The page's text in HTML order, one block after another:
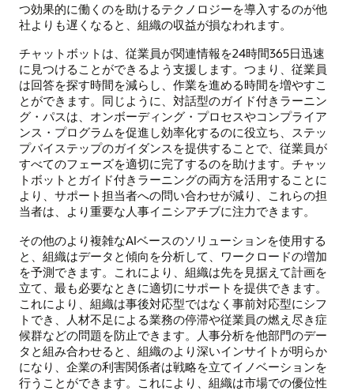
つ効果的に働くのを助けるテクノロジーを導入するのが他
社よりも遅くなると、組織の収益が損なわれます。
チャットボットは、従業員が関連情報を24時間365日迅速
に見つけることができるよう支援します。つまり、従業員
は回答を探す時間を減らし、作業を進める時間を増やすこ
とができます。同じように、対話型のガイド付きラーニン
グ・パスは、オンボーディング・プロセスやコンプライア
ンス・プログラムを促進し効率化するのに役立ち、ステッ
プバイステップのガイダンスを提供することで、従業員が
すべてのフェーズを適切に完了するのを助けます。チャッ
トボットとガイド付きラーニングの両方を活用することに
より、サポート担当者への問い合わせが減り、これらの担
当者は、より重要な人事イニシアチブに注力できます。
その他のより複雑なAIベースのソリューションを使用する
と、組織はデータと傾向を分析して、ワークロードの増加
を予測できます。これにより、組織は先を見据えて計画を
立て、最も必要なときに適切にサポートを提供できます。
これにより、組織は事後対応型ではなく事前対応型にシフ
トでき、人材不足による業務の停滞や従業員の燃え尽き症
候群などの問題を防止できます。人事分析を他部門のデー
タと組み合わせると、組織のより深いインサイトが明らか
になり、企業の利害関係者は戦略を立てイノベーションを
行うことができます。これにより、組織は市場での優位性